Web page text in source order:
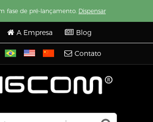
fase de pré-lançamento. Dispensar
A Empresa Blog
Contato